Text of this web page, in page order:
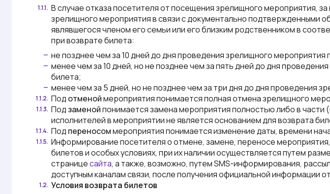
1.1.1. В случае отказа посетителя от посещения зрелищного мероприятия,
зрелищного мероприятия в связи с документально подтвержденными
являвшегося членом его семьи или его близким родственником в
при возврате билета:
— не позднее чем за 10 дней до дня проведения зрелищного
— менее чем за 10 дней, но не позднее чем за пять дней до дня
билета;
— менее чем за 5 дней, но не позднее чем за три дня до дня проведения
1.1.2. Под отменоймероприятия понимается полная отмена зрелищного
1.1.3. Подзаменойпонимается замена мероприятия полностью либо в
исполнителей в мероприятии не является основанием для возврата
1.1.4. Под переносоммероприятия понимается изменение даты, времени
1.1.5. Информирование посетителя о отмене, замене, переносе
билетов и особых условиях, при их наличии осуществляется путем
страницесайта, а также, возможно, путем SMS-информирования,
доступным каналам связи, после получения официальной информации
1.2. Условия возврата билетов